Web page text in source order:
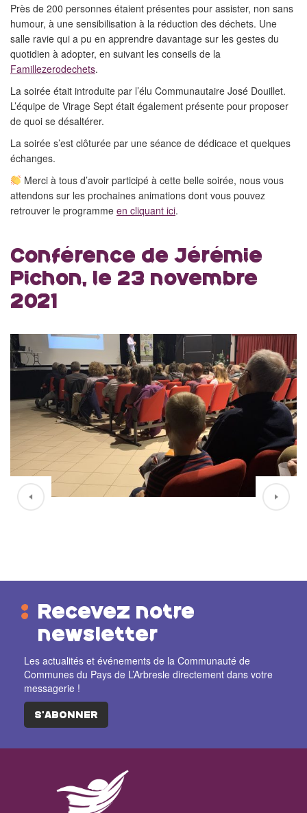
Près de 200 personnes étaient présentes pour assister, non sans
humour, à une sensibilisation à la réduction des déchets. Une
salle ravie qui a pu en apprendre davantage sur les gestes du
quotidien à adopter, en suivant les conseils de la
Famillezerodechets.
La soirée était introduite par l’élu Communautaire José Douillet.
L’équipe de Virage Sept était également présente pour proposer
de quoi se désaltérer.
La soirée s’est clôturée par une séance de dédicace et quelques
échanges.
Merci à tous d’avoir participé à cette belle soirée, nous vous
attendons sur les prochaines animations dont vous pouvez
retrouver le programme en cliquant ici.
Conférence de Jérémie
Pichon, le 23 novembre
2021
Recevez notre
newsletter
Les actualités et événements de la Communauté de
Communes du Pays de L’Arbresle directement dans votre
messagerie !
S'ABONNER